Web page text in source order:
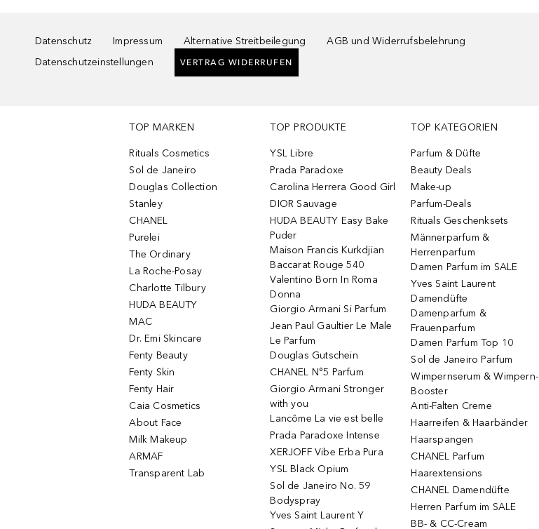
Datenschutz Impressum Alternative Streitbeilegung
AGB und Widerrufsbelehrung
Datenschutzeinstellungen
VERTRAG WIDERRUFEN
TOP MARKEN
Rituals Cosmetics
Sol de Janeiro
Douglas Collection
Stanley
CHANEL
Purelei
The Ordinary
La Roche-Posay
Charlotte Tilbury
HUDA BEAUTY
MAC
Dr. Emi Skincare
Fenty Beauty
Fenty Skin
Fenty Hair
Caia Cosmetics
About Face
Milk Makeup
ARMAF
Transparent Lab
TOP PRODUKTE
YSL Libre
Prada Paradoxe
Carolina Herrera Good Girl
DIOR Sauvage
HUDA BEAUTY Easy Bake
Puder
Maison Francis Kurkdjian
Baccarat Rouge 540
Valentino Born In Roma
Donna
Giorgio Armani Si Parfum
Jean Paul Gaultier Le Male
Le Parfum
Douglas Gutschein
CHANEL N°5 Parfum
Giorgio Armani Stronger
with you
Lancôme La vie est belle
Prada Paradoxe Intense
XERJOFF Vibe Erba Pura
YSL Black Opium
Sol de Janeiro No. 59
Bodyspray
Yves Saint Laurent Y
TOP KATEGORIEN
Parfum & Düfte
Beauty Deals
Make-up
Parfum-Deals
Rituals Geschenksets
Männerparfum &
Herrenparfum
Damen Parfum im SALE
Yves Saint Laurent
Damendüfte
Damenparfum &
Frauenparfum
Damen Parfum Top 10
Sol de Janeiro Parfum
Wimpernserum & Wimpern-
Booster
Anti-Falten Creme
Haarreifen & Haarbänder
Haarspangen
CHANEL Parfum
Haarextensions
CHANEL Damendüfte
Herren Parfum im SALE
BB- & CC-Cream